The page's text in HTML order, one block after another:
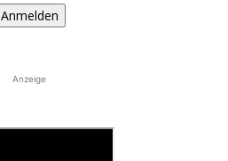
Anmelden
Anzeige